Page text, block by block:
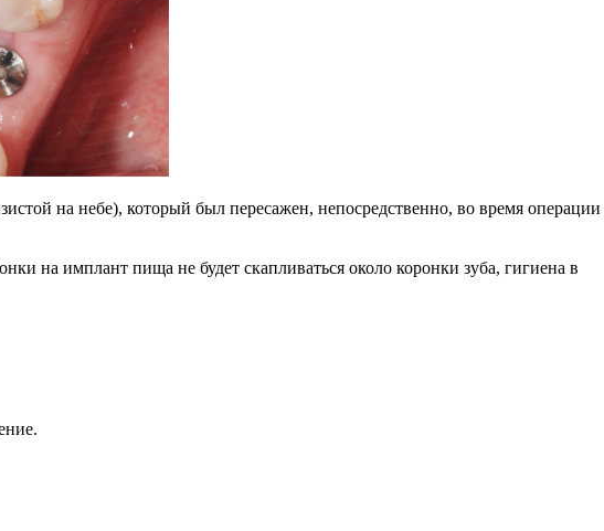
на небе), который был пересажен, непосредственно, во время операции
на имплант пища не будет скапливаться около коронки зуба, гигиена в